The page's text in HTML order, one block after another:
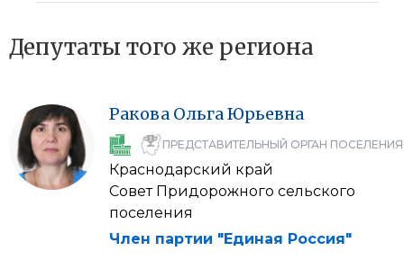
Депутаты того же региона
Ракова ОльгаЮрьевна
ПРЕДСТАВИТЕЛЬНЫЙ ОРГАН ПОСЕЛЕНИЯ
Краснодарский край
Совет Придорожного сельского
поселения
Член партии "Единая Россия"